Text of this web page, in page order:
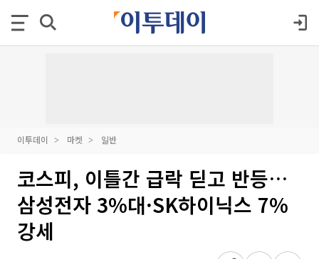
이투데이 마켓 일반
코스피, 이틀간 급락 딛고 반등…
삼성전자 3%대·SK하이닉스 7%
강세